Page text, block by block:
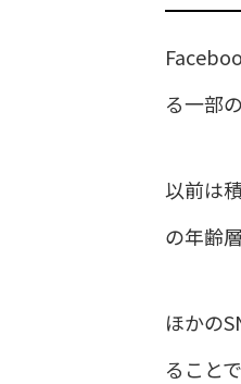
る一部
以前は
の年齢
ほかの
ること